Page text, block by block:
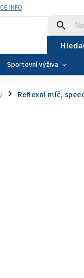
INFO
Sportovní výživa
/ Reflexní míč,